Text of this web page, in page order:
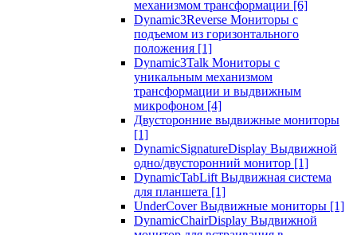
механизмом трансформации [6]
Dynamic3Reverse Мониторы с
подъемом из горизонтального
положения [1]
Dynamic3Talk Мониторы с
уникальным механизмом
трансформации и выдвижным
микрофоном [4]
Двусторонние выдвижные мониторы
[1]
DynamicSignatureDisplay Выдвижной
одно/двусторонний монитор [1]
DynamicTabLift Выдвижная система
для планшета [1]
UnderCover Выдвижные мониторы [1]
DynamicChairDisplay Выдвижной